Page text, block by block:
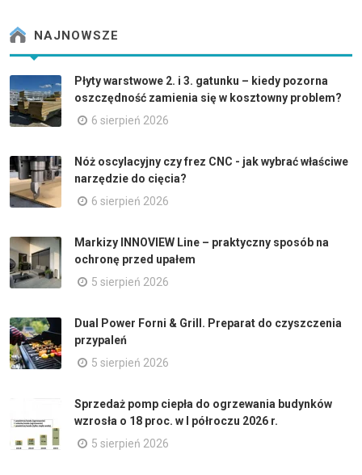
NAJNOWSZE
Płyty warstwowe 2. i 3. gatunku – kiedy pozorna
oszczędność zamienia się w kosztowny problem?
6 sierpień 2026
Nóż oscylacyjny czy frez CNC - jak wybrać właściwe
narzędzie do cięcia?
6 sierpień 2026
Markizy INNOVIEW Line – praktyczny sposób na
ochronę przed upałem
5 sierpień 2026
Dual Power Forni & Grill. Preparat do czyszczenia
przypaleń
5 sierpień 2026
Sprzedaż pomp ciepła do ogrzewania budynków
wzrosła o 18 proc. w I półroczu 2026 r.
5 sierpień 2026